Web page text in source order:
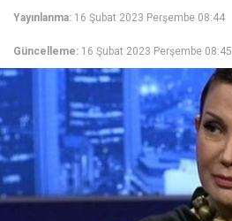
Yayınlanma: 16 Şubat 2023 Perşembe 08:44
Güncelleme: 16 Şubat 2023 Perşembe 08:45